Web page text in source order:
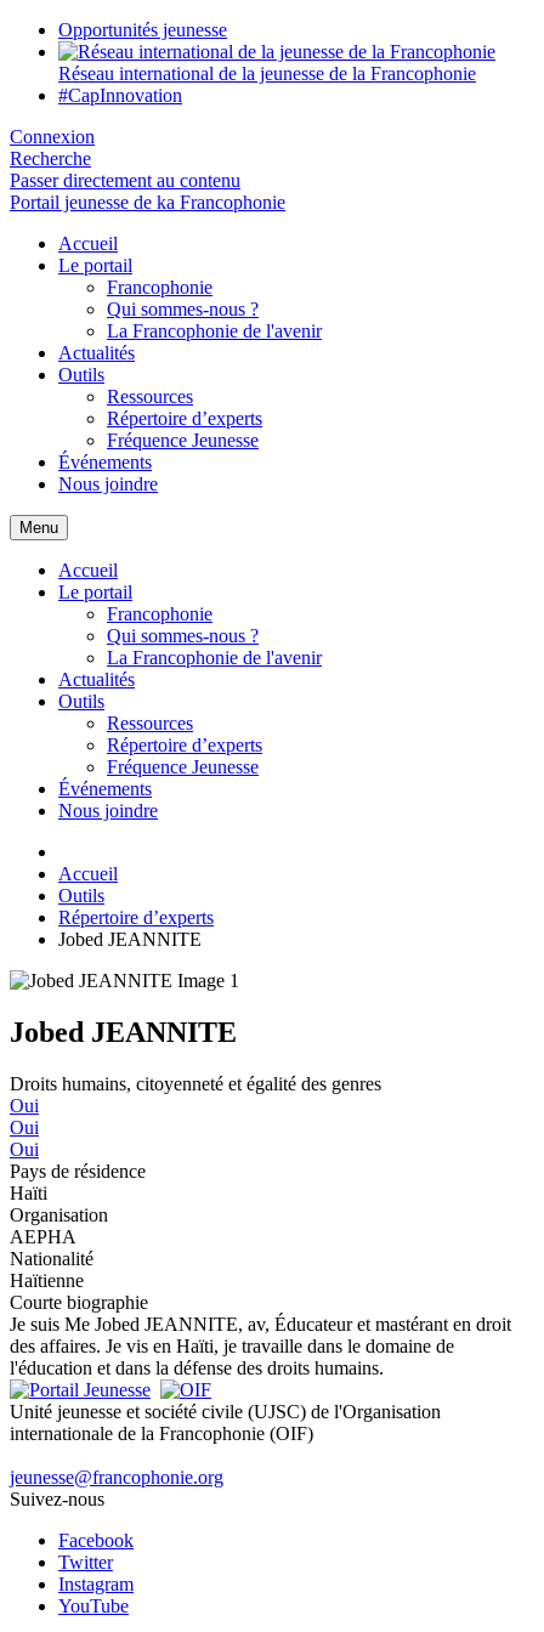
Opportunités jeunesse
Réseau international de la jeunesse de la Francophonie
#CapInnovation
Connexion
Recherche
Passer directement au contenu
Portail jeunesse de ka Francophonie
Accueil
Le portail
Francophonie
Qui sommes-nous ?
La Francophonie de l'avenir
Actualités
Outils
Ressources
Répertoire d’experts
Fréquence Jeunesse
Événements
Nous joindre
Menu
Accueil
Le portail
Francophonie
Qui sommes-nous ?
La Francophonie de l'avenir
Actualités
Outils
Ressources
Répertoire d’experts
Fréquence Jeunesse
Événements
Nous joindre
Accueil
Outils
Répertoire d’experts
Jobed JEANNITE
Jobed JEANNITE
Droits humains, citoyenneté et égalité des genres
Oui
Oui
Oui
Pays de résidence
Haïti
Organisation
AEPHA
Nationalité
Haïtienne
Courte biographie
Je suis Me Jobed JEANNITE, av, Éducateur et mastérant en droit
des affaires. Je vis en Haïti, je travaille dans le domaine de
l'éducation et dans la défense des droits humains.
Unité jeunesse et société civile (UJSC) de l'Organisation
internationale de la Francophonie (OIF)
jeunesse@francophonie.org
Suivez-nous
Facebook
Twitter
Instagram
YouTube